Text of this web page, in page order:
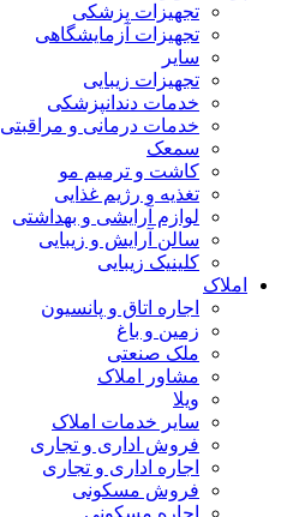
تجهیزات پزشکی
تجهیزات آزمایشگاهی
سایر
تجهیزات زیبایی
خدمات دندانپزشکی
خدمات درمانی و مراقبتی
سمعک
کاشت و ترمیم مو
تغذیه و رژیم غذایی
لوازم آرایشی و بهداشتی
سالن آرایش و زیبایی
کلینیک زیبایی
املاک
اجاره اتاق و پانسیون
زمین و باغ
ملک صنعتی
مشاور املاک
ویلا
سایر خدمات املاک
فروش اداری و تجاری
اجاره اداری و تجاری
فروش مسکونی